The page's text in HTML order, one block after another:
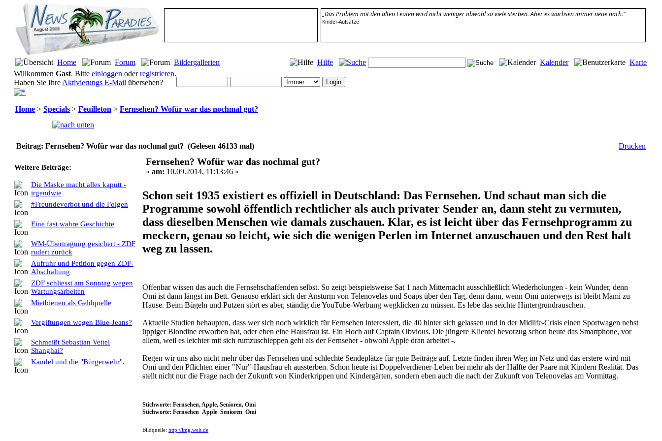
„Das Problem mit den alten Leuten wird nicht weniger obwohl so viele sterben. Aber es wachsen immer neue nach.”
Kinder-Aufsätze
Home Forum Bildergallerien Hilfe Kalender
Karte
Willkommen Gast. Bitte einloggen oderregistrieren.
Haben Sie Ihre Aktivierungs E-Mail übersehen?
Home > Specials > Feuilleton > Fernsehen? Wofür war das nochmal gut?
Beitrag: Fernsehen? Wofür war das nochmal gut? (Gelesen 46133 mal) Drucken
Weitere Beiträge:
Die Maske macht alles kaputt -
irgendwie
#Freundeverbot und die Folgen
Eine fast wahre Geschichte
WM-Übertragung gesichert - ZDF
rudert zurück
Aufruhr und Petition gegen ZDF-
Abschaltung
ZDF schliesst am Sonntag wegen
Wartungsarbeiten
Mietbienen als Geldquelle
Vergiftungen wegen Blue-Jeans?
Schmeißt Sebastian Vettel
Shanghai?
Kandel und die "Bürgerwehr".
Fernsehen? Wofür war das nochmal gut?
« am: 10.09.2014, 11:13:46 »
Schon seit 1935 existiert es offiziell in Deutschland: Das Fernsehen. Und schaut man sich die
Programme sowohl öffentlich rechtlicher als auch privater Sender an, dann steht zu vermuten,
dass dieselben Menschen wie damals zuschauen. Klar, es ist leicht über das Fernsehprogramm zu
meckern, genau so leicht, wie sich die wenigen Perlen im Internet anzuschauen und den Rest halt
weg zu lassen.
Offenbar wissen das auch die Fernsehschaffenden selbst. So zeigt beispielsweise Sat 1 nach Mitternacht ausschließlich Wiederholungen - kein Wunder, denn
Omi ist dann längst im Bett. Genauso erklärt sich der Ansturm von Telenovelas und Soaps über den Tag, denn dann, wenn Omi unterwegs ist bleibt Mami zu
Hause. Beim Bügeln und Putzen stört es aber, ständig die YouTube-Werbung wegklicken zu müssen. Es lebe das seichte Hintergrundrauschen.
Aktuelle Studien behaupten, dass wer sich noch wirklich für Fernsehen interessiert, die 40 hinter sich gelassen und in der Midlife-Crisis einen Sportwagen nebst
üppiger Blondine erworben hat, oder eben eine Hausfrau ist. Ein Hoch auf Captain Obvious. Die jüngere Klientel bevorzug schon heute das Smartphone, vor
allem, weil es leichter mit sich rumzuschleppen geht als der Fernseher - obwohl Apple dran arbeitet -.
Regen wir uns also nicht mehr über das Fernsehen und schlechte Sendeplätze für gute Beiträge auf. Letzte finden ihren Weg im Netz und das erstere wird mit
Omi und den Pflichten einer "Nur"-Hausfrau eh aussterben. Schon heute ist Doppelverdiener-Leben bei mehr als der Hälfte der Paare mit Kindern Realität. Das
stellt nicht nur die Frage nach der Zukunft von Kinderkrippen und Kindergärten, sondern eben auch die nach der Zukunft von Telenovelas am Vormittag.
Stichworte: Fernsehen, Apple, Senioren, Omi
Stichworte: Fernsehen Apple Senioren Omi
Bildquelle: http://img.welt.de